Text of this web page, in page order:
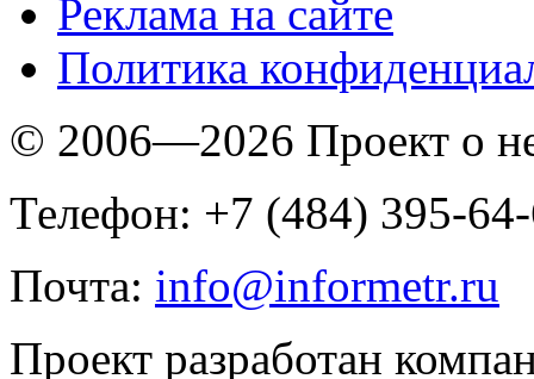
Реклама на сайте
Политика
© 2006—2026 Проект о
Телефон: +7 (484) 395-
Почта: info@informetr.ru
Проект разработан